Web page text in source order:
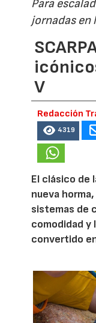
Para
jornadas en
V
Redacción
4319
El clásico de
nueva
sistemas de
comodidad y
convertido